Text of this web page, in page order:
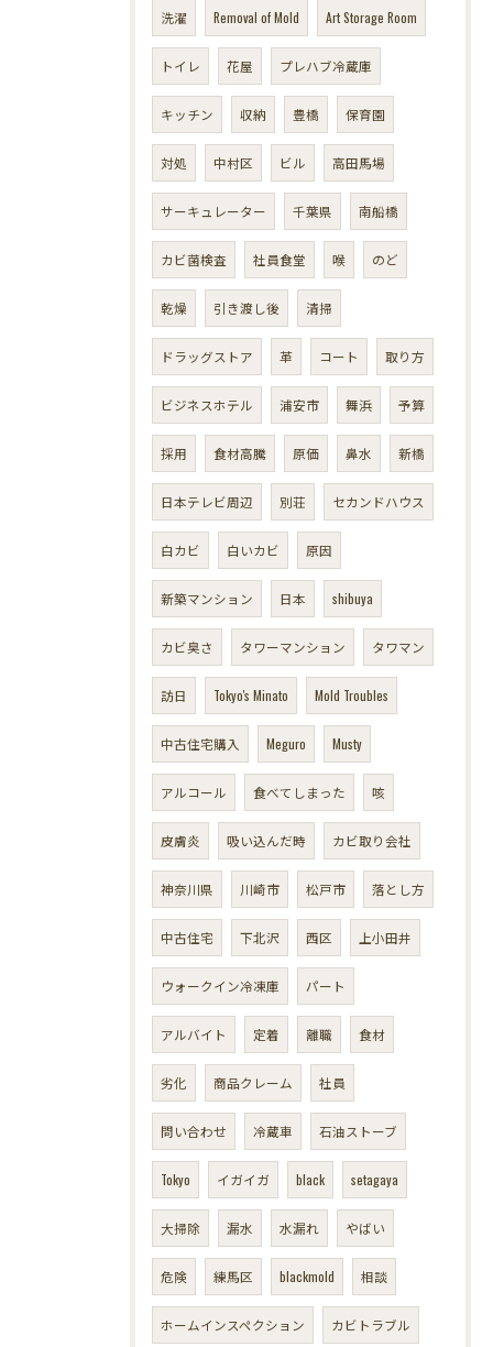
洗濯 Removal of Mold Art Storage Room
トイレ 花屋 プレハブ冷蔵庫
キッチン 収納 豊橋 保育園
対処 中村区 ビル 高田馬場
サーキュレーター 千葉県 南船橋
カビ菌検査 社員食堂 喉 のど
乾燥 引き渡し後 清掃
ドラッグストア 革 コート 取り方
ビジネスホテル 浦安市 舞浜 予算
採用 食材高騰 原価 鼻水 新橋
日本テレビ周辺 別荘 セカンドハウス
白カビ 白いカビ 原因
新築マンション 日本 shibuya
カビ臭さ タワーマンション タワマン
訪日 Tokyo's Minato Mold Troubles
中古住宅購入 Meguro Musty
アルコール 食べてしまった 咳
皮膚炎 吸い込んだ時 カビ取り会社
神奈川県 川崎市 松戸市 落とし方
中古住宅 下北沢 西区 上小田井
ウォークイン冷凍庫 パート
アルバイト 定着 離職 食材
劣化 商品クレーム 社員
問い合わせ 冷蔵車 石油ストーブ
Tokyo イガイガ black setagaya
大掃除 漏水 水漏れ やばい
危険 練馬区 blackmold 相談
ホームインスペクション カビトラブル